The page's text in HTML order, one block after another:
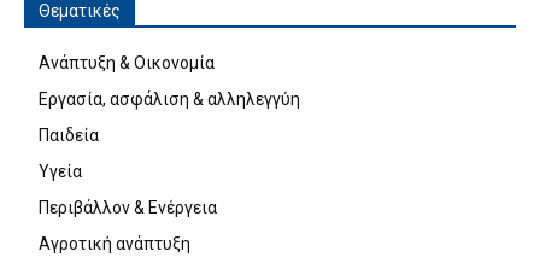
Θεματικές
Ανάπτυξη & Οικονομία
Εργασία, ασφάλιση & αλληλεγγύη
Παιδεία
Υγεία
Περιβάλλον & Ενέργεια
Αγροτική ανάπτυξη